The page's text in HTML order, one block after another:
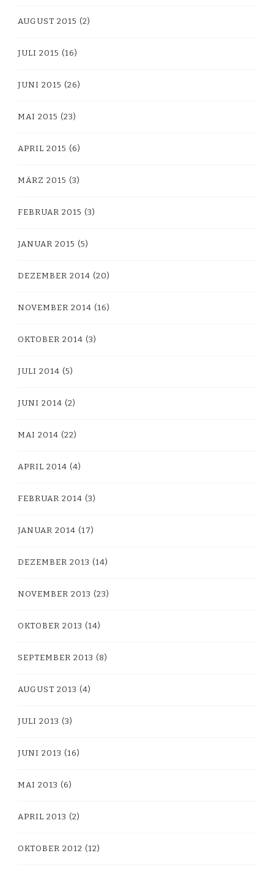
AUGUST 2015 (2)
JULI 2015 (16)
JUNI 2015 (26)
MAI 2015 (23)
APRIL 2015 (6)
MÄRZ 2015 (3)
FEBRUAR 2015 (3)
JANUAR 2015 (5)
DEZEMBER 2014 (20)
NOVEMBER 2014 (16)
OKTOBER 2014 (3)
JULI 2014 (5)
JUNI 2014 (2)
MAI 2014 (22)
APRIL 2014 (4)
FEBRUAR 2014 (3)
JANUAR 2014 (17)
DEZEMBER 2013 (14)
NOVEMBER 2013 (23)
OKTOBER 2013 (14)
SEPTEMBER 2013 (8)
AUGUST 2013 (4)
JULI 2013 (3)
JUNI 2013 (16)
MAI 2013 (6)
APRIL 2013 (2)
OKTOBER 2012 (12)